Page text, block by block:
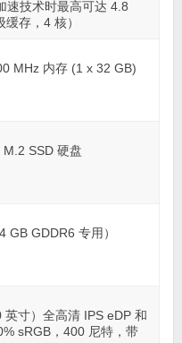
速技术时最高可达 4.8
存，4 核）
MHz 内存 (1 x 32 GB)
SSD 硬盘
GB GDDR6 专用）
寸）全高清 IPS eDP 和
sRGB，400 尼特，带